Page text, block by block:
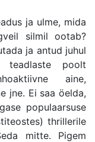
ja ulme, mida
silmil ootab?
ja antud juhul
teadlaste poolt
aine,
jne. Ei saa öelda,
populaarsuse
thrillerile
mitte. Pigem